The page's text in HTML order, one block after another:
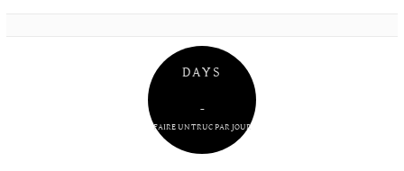
DAYS
–
FAIRE UN TRUC PAR JOUR